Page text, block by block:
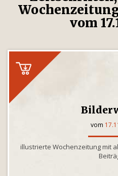
vom
vom
illustrierte Wochenzeitung mit